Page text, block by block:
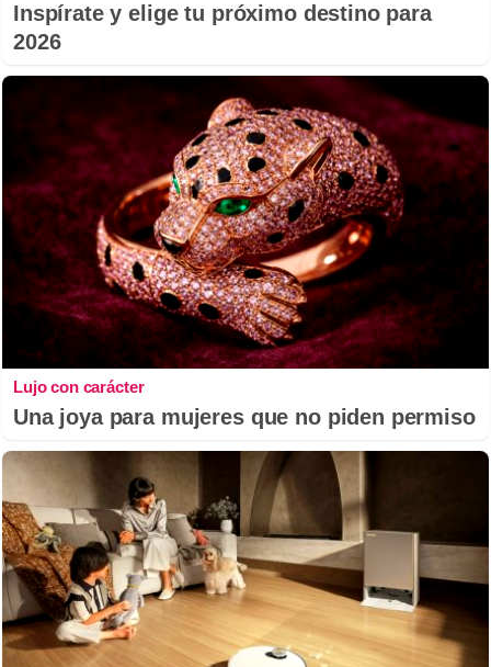
Inspírate y elige tu próximo destino para
2026
Lujo con carácter
Una joya para mujeres que no piden permiso